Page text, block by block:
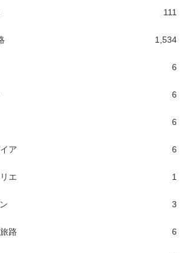
111
1,534
6
6
6
ア 6
エ 1
3
路 6